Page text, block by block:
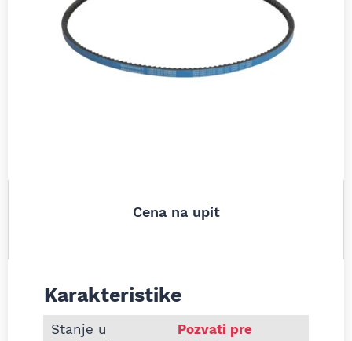
Cena na upit
Informacije o Klinasti kaiš Continental XPA1257P-
Karakteristike
Stanje u
Pozvati pre